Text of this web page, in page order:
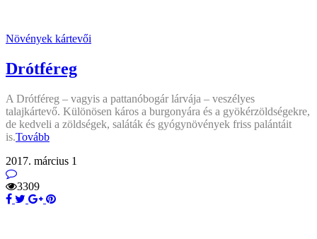
Növények kártevői
Drótféreg
A Drótféreg – vagyis a pattanóbogár lárvája – veszélyes
talajkártevő. Különösen káros a burgonyára és a gyökérzöldségekre,
de kedveli a zöldségek, saláták és gyógynövények friss palántáit
is.Tovább
2017. március 1
3309